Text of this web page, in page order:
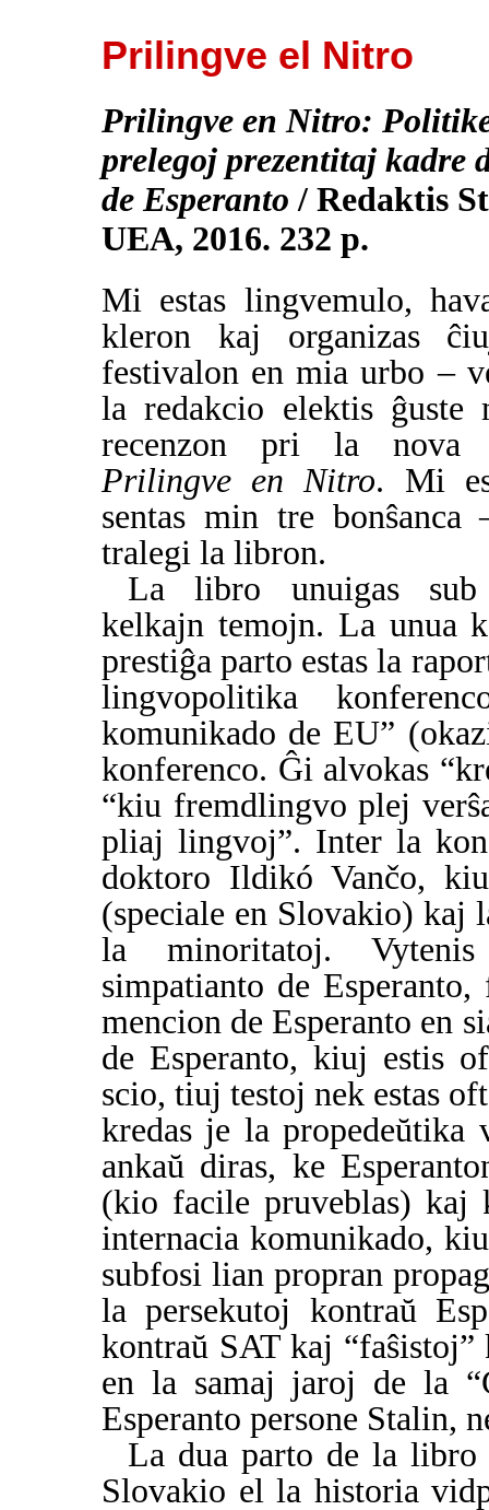
Prilingve el Nitro
Prilingve en Nitro:
prelegoj prezentitaj kadre
de Esperanto / Redaktis
UEA, 2016. 232 p.
Mi estas lingvemulo,
kleron kaj organizas
festivalon en mia urbo –
la redakcio elektis
recenzon pri la nova
Prilingve en Nitro. Mi
sentas min tre
tralegi la libron.
La libro unuigas
kelkajn temojn. La unua
prestiĝa parto estas la
lingvopolitika
komunikado de EU”
konferenco. Ĝi alvokas
“kiu fremdlingvo plej
pliaj lingvoj”. Inter la
doktoro Ildikó Vančo,
(speciale en Slovakio) kaj
la minoritatoj.
simpatianto de
mencion de Esperanto en
de Esperanto, kiuj estis
scio, tiuj testoj nek estas
kredas je la
ankaŭ diras, ke
(kio facile pruveblas) kaj
internacia komunikado,
subfosi lian propran
la persekutoj kontraŭ
kontraŭ SAT kaj
en la samaj jaroj de la
Esperanto persone Stalin,
La dua parto de la libro
Slovakio el la historia